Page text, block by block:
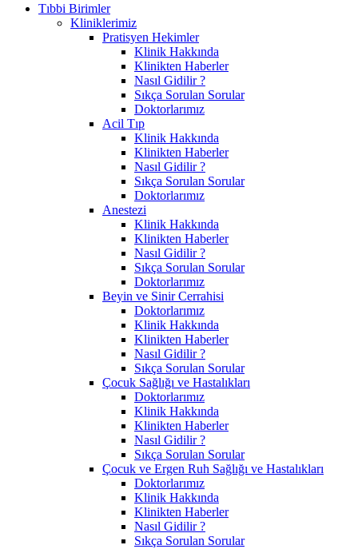
Tıbbi Birimler
Kliniklerimiz
Pratisyen Hekimler
Klinik Hakkında
Klinikten Haberler
Nasıl Gidilir ?
Sıkça Sorulan Sorular
Doktorlarımız
Acil Tıp
Klinik Hakkında
Klinikten Haberler
Nasıl Gidilir ?
Sıkça Sorulan Sorular
Doktorlarımız
Anestezi
Klinik Hakkında
Klinikten Haberler
Nasıl Gidilir ?
Sıkça Sorulan Sorular
Doktorlarımız
Beyin ve Sinir Cerrahisi
Doktorlarımız
Klinik Hakkında
Klinikten Haberler
Nasıl Gidilir ?
Sıkça Sorulan Sorular
Çocuk Sağlığı ve Hastalıkları
Doktorlarımız
Klinik Hakkında
Klinikten Haberler
Nasıl Gidilir ?
Sıkça Sorulan Sorular
Çocuk ve Ergen Ruh Sağlığı ve Hastalıkları
Doktorlarımız
Klinik Hakkında
Klinikten Haberler
Nasıl Gidilir ?
Sıkça Sorulan Sorular